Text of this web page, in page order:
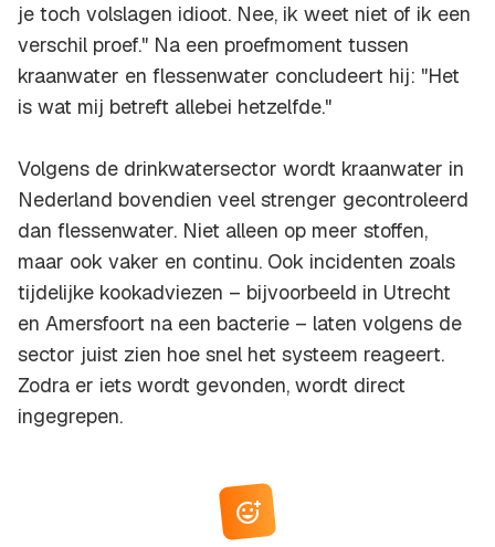
je toch volslagen idioot. Nee, ik weet niet of ik een
verschil proef." Na een proefmoment tussen
kraanwater en flessenwater concludeert hij: "Het
is wat mij betreft allebei hetzelfde."
Volgens de drinkwatersector wordt kraanwater in
Nederland bovendien veel strenger gecontroleerd
dan flessenwater. Niet alleen op meer stoffen,
maar ook vaker en continu. Ook incidenten zoals
tijdelijke kookadviezen – bijvoorbeeld in Utrecht
en Amersfoort na een bacterie – laten volgens de
sector juist zien hoe snel het systeem reageert.
Zodra er iets wordt gevonden, wordt direct
ingegrepen.